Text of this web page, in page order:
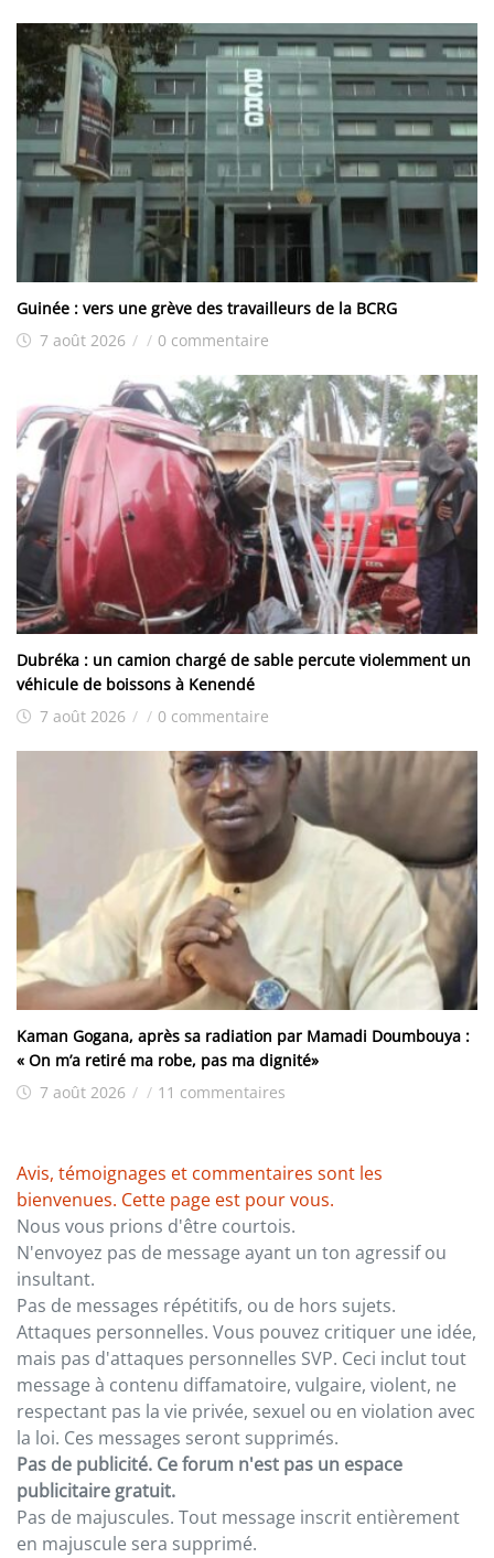
Guinée : vers une grève des travailleurs de la BCRG
7 août 2026 / / 0 commentaire
Dubréka : un camion chargé de sable percute violemment un
véhicule de boissons à Kenendé
7 août 2026 / / 0 commentaire
Kaman Gogana, après sa radiation par Mamadi Doumbouya :
« On m’a retiré ma robe, pas ma dignité»
7 août 2026 / / 11 commentaires
Avis, témoignages et commentaires sont les
bienvenues. Cette page est pour vous.
Nous vous prions d'être courtois.
N'envoyez pas de message ayant un ton agressif ou
insultant.
Pas de messages répétitifs, ou de hors sujets.
Attaques personnelles. Vous pouvez critiquer une idée,
mais pas d'attaques personnelles SVP. Ceci inclut tout
message à contenu diffamatoire, vulgaire, violent, ne
respectant pas la vie privée, sexuel ou en violation avec
la loi. Ces messages seront supprimés.
Pas de publicité. Ce forum n'est pas un espace
publicitaire gratuit.
Pas de majuscules. Tout message inscrit entièrement
en majuscule sera supprimé.